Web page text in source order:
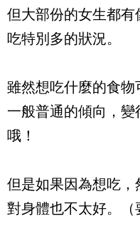
但大部份的女生都
吃特別多的狀況。
雖然想吃什麼的食
一般普通的傾向，
哦！
但是如果因為想吃，
對身體也不太好。（